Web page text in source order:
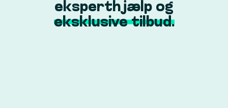
eksperthjælp og
eksklusive tilbud.